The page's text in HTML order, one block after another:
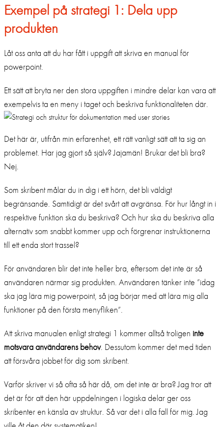
Exempel på strategi 1: Dela upp
produkten
Låt oss anta att du har fått i uppgift att skriva en manual för
powerpoint.
Ett sätt att bryta ner den stora uppgiften i mindre delar kan vara att
exempelvis ta en meny i taget och beskriva funktionaliteten där.
Det här är, utifrån min erfarenhet, ett rätt vanligt sätt att ta sig an
problemet. Har jag gjort så själv? Jajamän! Brukar det bli bra?
Nej.
Som skribent målar du in dig i ett hörn, det bli väldigt
begränsande. Samtidigt är det svårt att avgränsa. För hur långt in i
respektive funktion ska du beskriva? Och hur ska du beskriva alla
alternativ som snabbt kommer upp och förgrenar instruktionerna
till ett enda stort trassel?
För användaren blir det inte heller bra, eftersom det inte är så
användaren närmar sig produkten. Användaren tänker inte ”idag
ska jag lära mig powerpoint, så jag börjar med att lära mig alla
funktioner på den första menyfliken”.
Att skriva manualen enligt strategi 1 kommer alltså troligen inte
motsvara användarens behov. Dessutom kommer det med tiden
att försvåra jobbet för dig som skribent.
Varför skriver vi så ofta så här då, om det inte är bra? Jag tror att
det är för att den här uppdelningen i logiska delar ger oss
skribenter en känsla av struktur. Så var det i alla fall för mig. Jag